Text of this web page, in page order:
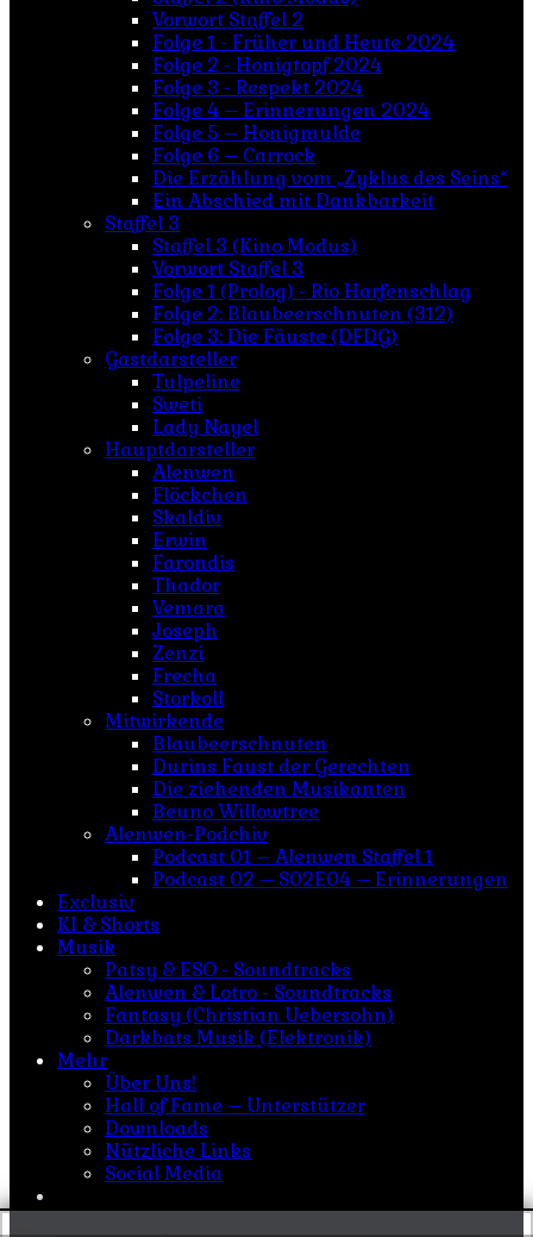
Vorwort Staffel 2
Folge 1 - Früher und Heute 2024
Folge 2 - Honigtopf 2024
Folge 3 - Respekt 2024
Folge 4 – Erinnerungen 2024
Folge 5 – Honigmulde
Folge 6 – Carrock
Die Erzählung vom „Zyklus des Seins“
Ein Abschied mit Dankbarkeit
Staffel 3
Staffel 3 (Kino Modus)
Vorwort Staffel 3
Folge 1 (Prolog) - Rio Harfenschlag
Folge 2: Blaubeerschnuten (312)
Folge 3: Die Fäuste (DFDG)
Gastdarsteller
Tulpeline
Sweti
Lady Nayel
Hauptdarsteller
Alenwen
Flöckchen
Skaldiv
Erwin
Farondis
Thador
Vemara
Joseph
Zenzi
Frecha
Storkoll
Mitwirkende
Blaubeerschnuten
Durins Faust der Gerechten
Die ziehenden Musikanten
Beuno Willowtree
Alenwen-Podchiv
Podcast 01 – Alenwen Staffel 1
Podcast 02 – S02E04 – Erinnerungen
Exclusiv
KI & Shorts
Musik
Patsy & ESO - Soundtracks
Alenwen & Lotro - Soundtracks
Fantasy (Christian Uebersohn)
Darkbats Musik (Elektronik)
Mehr
Über Uns!
Hall of Fame – Unterstützer
Downloads
Nützliche Links
Social Media